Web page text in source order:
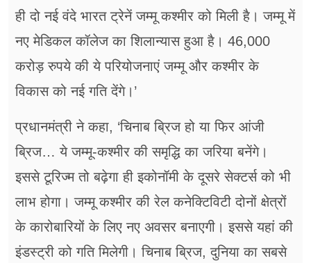
ही दो नई वंदे भारत ट्रेनें जम्मू कश्मीर को मिली है। जम्मू में
नए मेडिकल कॉलेज का शिलान्यास हुआ है। 46,000
करोड़ रुपये की ये परियोजनाएं जम्मू और कश्मीर के
विकास को नई गति देंगे।’
प्रधानमंत्री ने कहा, ‘चिनाब ब्रिज हो या फिर आंजी
ब्रिज… ये जम्मू-कश्मीर की समृद्धि का जरिया बनेंगे।
इससे टूरिज्म तो बढ़ेगा ही इकोनॉमी के दूसरे सेक्टर्स को भी
लाभ होगा। जम्मू कश्मीर की रेल कनेक्टिविटी दोनों क्षेत्रों
के कारोबारियों के लिए नए अवसर बनाएगी। इससे यहां की
इंडस्ट्री को गति मिलेगी। चिनाब ब्रिज, दुनिया का सबसे